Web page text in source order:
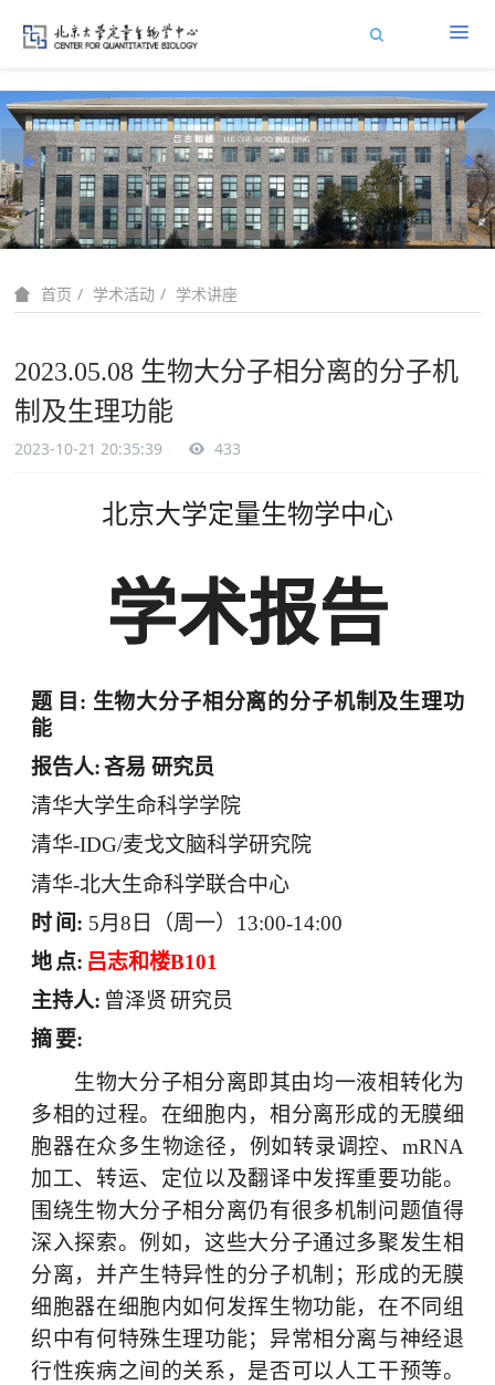
首页 学术活动 学术讲座
2023.05.08 生物大分子相分离的分子机
制及生理功能
2023-10-21 20:35:39 433
北京大学定量生物学中心
学术报告
题 目 : 生物大分子相分离的分子机制及生理功
能
报告人:吝易 研究员
清华大学生命科学学院
清华-IDG/麦戈文脑科学研究院
清华-北大生命科学联合中心
时间: 5月8 日（周一） 13:00-14:00
地 点: 吕志和楼B101
主持人: 曾泽贤研究员
摘要:
生物大分子相分离即其由均一液相转化为
多相的过程。在细胞内，相分离形成的无膜细
胞器在众多生物途径，例如转录调控、 mRNA
加工、转运、定位以及翻译中发挥重要功能。
围绕生物大分子相分离仍有很多机制问题值得
深入探索。例如，这些大分子通过多聚发生相
分离，并产生特异性的分子机制；形成的无膜
细胞器在细胞内如何发挥生物功能，在不同组
织中有何特殊生理功能；异常相分离与神经退
行性疾病之间的关系，是否可以人工干预等。